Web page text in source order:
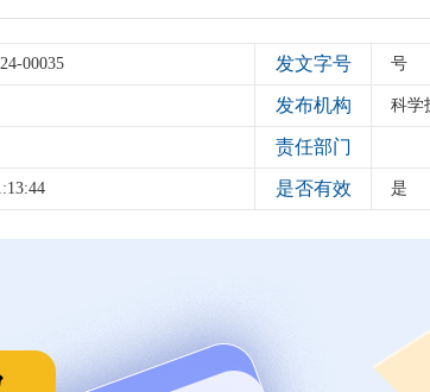
00035 发文字号 号
发布机构 科学
责任部门
是否有效 是